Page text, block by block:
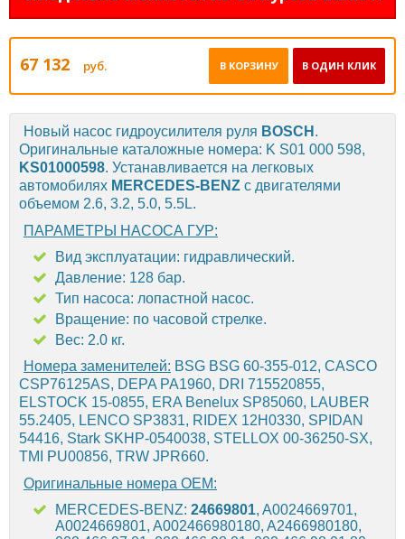
67 132 руб. В ОДИН КЛИК
В КОРЗИНУ
Новый насос гидроусилителя руля BOSCH .
Оригинальные каталожные номера: K S01 000 598,
KS01000598. Устанавливается на легковых
автомобилях MERCEDES-BENZ с двигателями
объемом 2.6, 3.2, 5.0, 5.5L.
ПАРАМЕТРЫ НАСОСА ГУР:
Вид эксплуатации: гидравлический.
Давление: 128 бар.
Тип насоса: лопастной насос.
Вращение: по часовой стрелке.
Вес: 2.0 кг.
Номера заменителей: BSG BSG 60-355-012, CASCO
CSP76125AS, DEPA PA1960, DRI 715520855,
ELSTOCK 15-0855, ERA Benelux SP85060, LAUBER
55.2405, LENCO SP3831, RIDEX 12H0330, SPIDAN
54416, Stark SKHP-0540038, STELLOX 00-36250-SX,
TMI PU00856, TRW JPR660.
Оригинальные номера OEM:
MERCEDES-BENZ: 24669801, A0024669701,
A0024669801, A002466980180, A2466980180,